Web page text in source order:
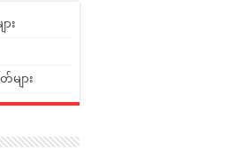
း
များ